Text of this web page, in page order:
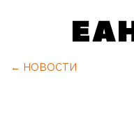
← НОВОСТИ